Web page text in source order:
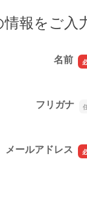
報をご入
名前
フリガナ
メールアドレス